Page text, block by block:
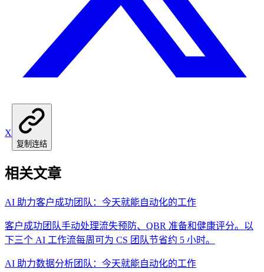
X
复制连结
相关文章
AI 助力客户成功团队：今天就能自动化的工作
客户成功团队手动处理流失预防、QBR 准备和健康评分。以
下三个 AI 工作流每周可为 CS 团队节省约 5 小时。
AI 助力数据分析团队：今天就能自动化的工作